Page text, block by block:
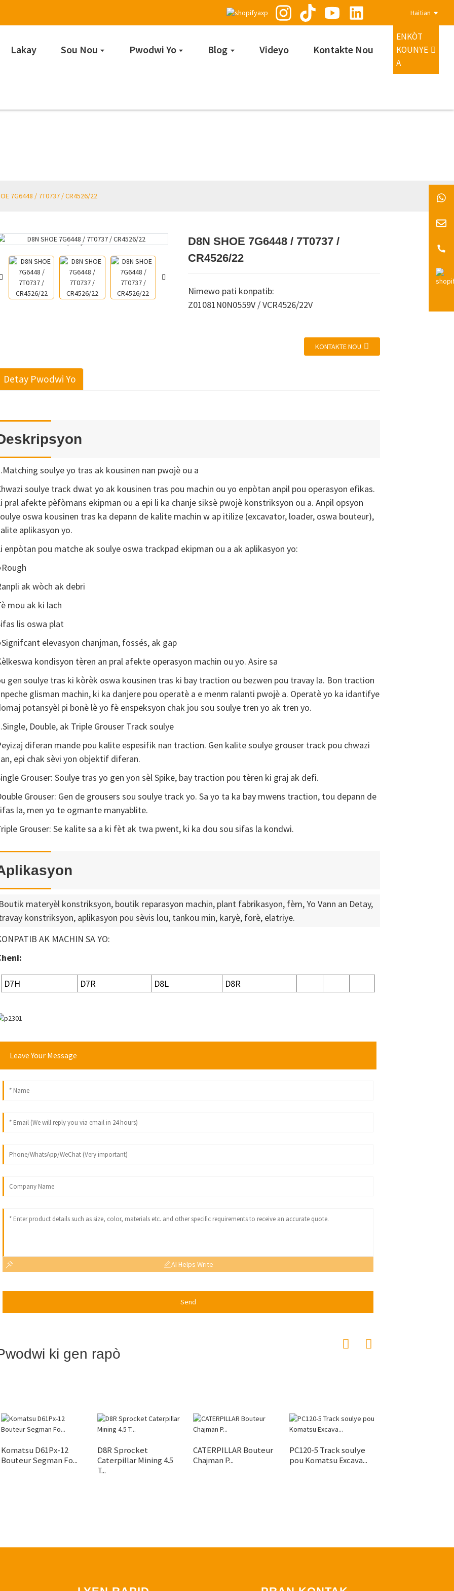
Haitian
Lakay Sou Nou Pwodwi Yo Blog Videyo Kontakte Nou
ENKÒT
KOUNYE
A
7G6448 / 7T0737 / CR4526/22
Loading...
Loading... Loading...
Loading...
D8N SHOE 7G6448 / 7T0737 /
CR4526/22
Nimewo pati konpatib:
Z01081N0N0559V / VCR4526/22V
KONTAKTE NOU
Detay Pwodwi Yo
soulye yo tras ak kousinen nan pwojè ou a
soulye track dwat yo ak kousinen tras pou machin ou yo enpòtan anpil pou operasyon efikas.
pral afekte pèfòmans ekipman ou a epi li ka chanje siksè pwojè konstriksyon ou a. Anpil opsyon
oswa kousinen tras ka depann de kalite machin w ap itilize (excavator, loader, oswa bouteur),
aplikasyon yo.
enpòtan pou matche ak soulye oswa trackpad ekipman ou a ak aplikasyon yo:
ak wòch ak debri
mou ak ki lach
lis oswa plat
elevasyon chanjman, fossés, ak gap
kondisyon tèren an pral afekte operasyon machin ou yo. Asire sa
gen soulye tras ki kòrèk oswa kousinen tras ki bay traction ou bezwen pou travay la. Bon traction
glisman machin, ki ka danjere pou operatè a e menm ralanti pwojè a. Operatè yo ka idantifye
potansyèl pi bonè lè yo fè enspeksyon chak jou sou soulye tren yo ak tren yo.
Double, ak Triple Grouser Track soulye
diferan mande pou kalite espesifik nan traction. Gen kalite soulye grouser track pou chwazi
epi chak sèvi yon objektif diferan.
Grouser: Soulye tras yo gen yon sèl Spike, bay traction pou tèren ki graj ak defi.
Grouser: Gen de grousers sou soulye track yo. Sa yo ta ka bay mwens traction, tou depann de
la, men yo te ogmante manyablite.
Grouser: Se kalite sa a ki fèt ak twa pwent, ki ka dou sou sifas la kondwi.
Boutik materyèl konstriksyon, boutik reparasyon machin, plant fabrikasyon, fèm, Yo Vann an Detay,
konstriksyon, aplikasyon pou sèvis lou, tankou min, karyè, forè, elatriye.
AK MACHIN SA YO:
D7H D7R D8L D8R
Leave Your Message
AI Helps Write
Send
ki gen rapò
Komatsu D61Px-12
Bouteur Segman Fo...
D8R Sprocket
Caterpillar Mining 4.5
T...
CATERPILLAR Bouteur
Chajman P...
PC120-5 Track soulye
pou Komatsu Excava...